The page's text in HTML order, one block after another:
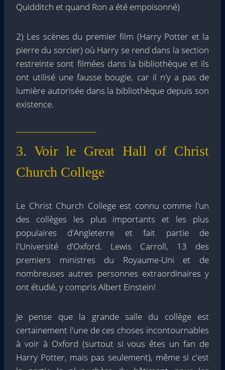
Quidditch et quand Ron a été empoisonné)
2) Les scènes du premier film (Harry Potter et la
pierre du sorcier) où Harry se rend dans la section
restreinte sont filmées dans la bibliothèque et ils
ont utilisé une fausse bougie, car il n'y a pas de
lumière autorisée dans la bibliothèque depuis son
existence.
3. Voir le Great Hall of Christ
Church College
Le Christ Church College est connu comme l'un
des collèges les plus importants et les plus
populaires d'Angleterre et fait partie de
l'Université d'Oxford. Lewis Carroll, 13 des
premiers ministres du Royaume-Uni et de
nombreuses autres personnes extraordinaires y
ont étudié, y compris Albert Einstein!
Je pense que la grande salle du collège est
certainement l'une de ces choses incontournables
à voir à Oxford (surtout si vous êtes un fan de
Harry Potter, mais pas seulement), même si c'est